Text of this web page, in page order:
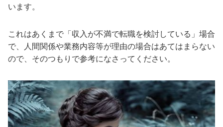
います。
これはあくまで「収入が不満で転職を検討している」場合
で、人間関係や業務内容等が理由の場合はあてはまらない
ので、そのつもりで参考になさってください。